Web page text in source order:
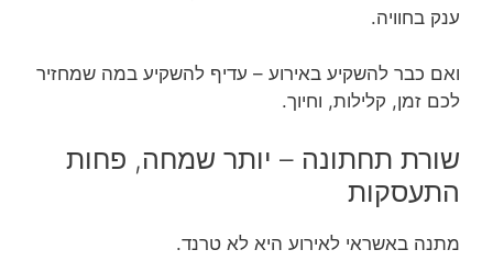
ענק בחוויה.
ואם כבר להשקיע באירוע – עדיף להשקיע במה שמחזיר
לכם זמן, קלילות, וחיוך.
שורת תחתונה – יותר שמחה, פחות
התעסקות
מתנה באשראי לאירוע היא לא טרנד.